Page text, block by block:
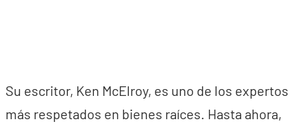
Su escritor, Ken McElroy, es uno de los expertos
más respetados en bienes raíces. Hasta ahora,